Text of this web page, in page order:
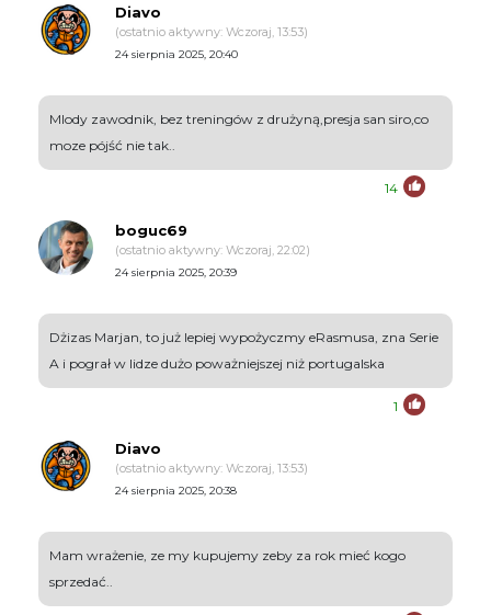
Diavo
(ostatnio aktywny: Wczoraj, 13:53)
24 sierpnia 2025, 20:40
Mlody zawodnik, bez treningów z drużyną,presja san siro,co
moze pójść nie tak..
14
boguc69
(ostatnio aktywny: Wczoraj, 22:02)
24 sierpnia 2025, 20:39
Dżizas Marjan, to już lepiej wypożyczmy eRasmusa, zna Serie
A i pograł w lidze dużo poważniejszej niż portugalska
1
Diavo
(ostatnio aktywny: Wczoraj, 13:53)
24 sierpnia 2025, 20:38
Mam wrażenie, ze my kupujemy zeby za rok mieć kogo
sprzedać..